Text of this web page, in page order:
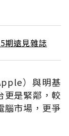
期遠見雜誌
）與明基
更是緊鄰，較
腦市場，更爭